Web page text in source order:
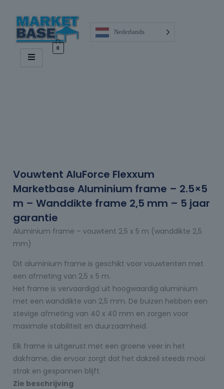
0
Nederlands
Vouwtent AluForce Flexxum
Marketbase Aluminium frame – 2.5×5
m – Wanddikte frame 2,5 mm – 5 jaar
garantie
Aluminium frame – vouwtent 2,5 x 5 m (wanddikte 2,5
mm)
Dit aluminium frame is geschikt voor vouwtenten met
een afmeting van 2,5 x 5 m.
Het frame is vervaardigd uit hoogwaardig aluminium
met een wanddikte van 2,5 mm. De buizen hebben een
stevige afmeting van 40 x 40 mm en zorgen voor
maximale stabiliteit en duurzaamheid.
Elk frame is uitgerust met een groene veer in het
dakframe, die ervoor zorgt dat het dakzeil steeds mooi
strak en gespannen blijft.
Zie beschrijving